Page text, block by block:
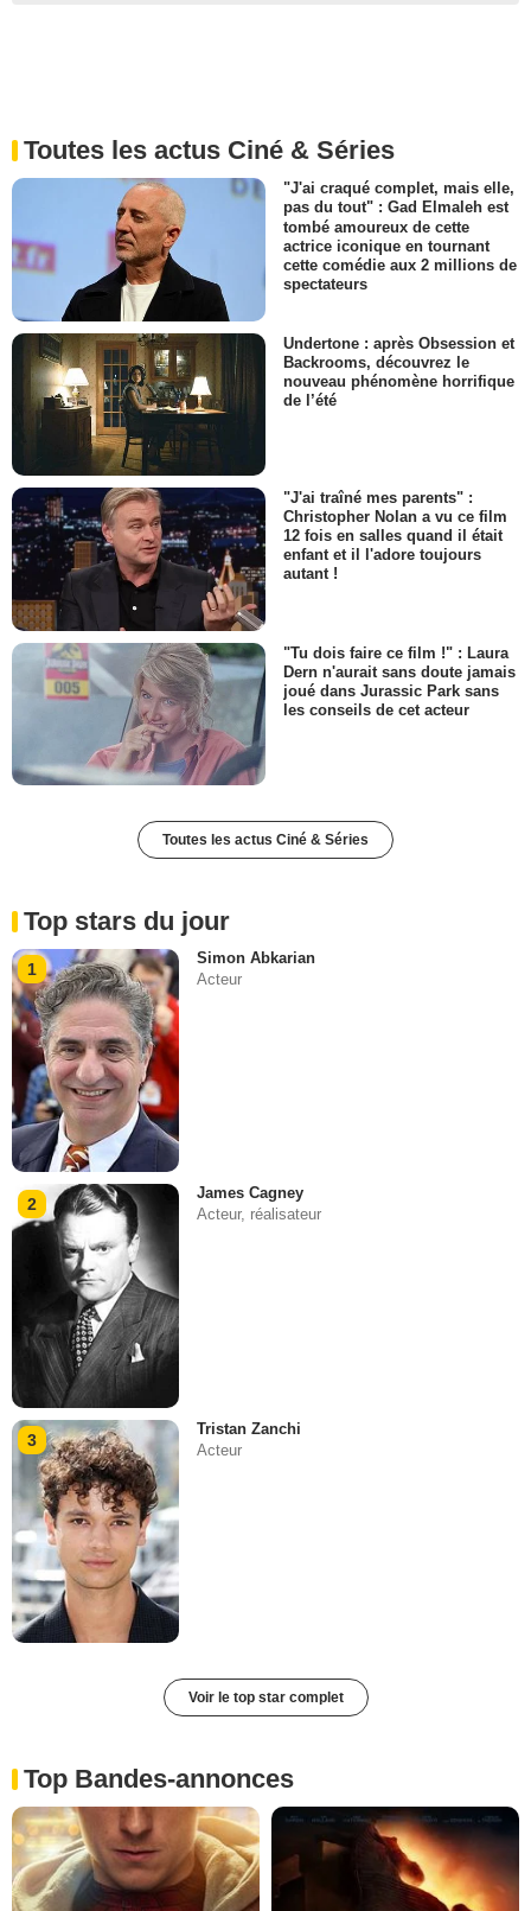
Toutes les actus Ciné & Séries
"J'ai craqué complet, mais elle,
pas du tout" : Gad Elmaleh est
tombé amoureux de cette
actrice iconique en tournant
cette comédie aux 2 millions de
spectateurs
Undertone : après Obsession et
Backrooms, découvrez le
nouveau phénomène horrifique
de l’été
"J'ai traîné mes parents" :
Christopher Nolan a vu ce film
12 fois en salles quand il était
enfant et il l'adore toujours
autant !
"Tu dois faire ce film !" : Laura
Dern n'aurait sans doute jamais
joué dans Jurassic Park sans
les conseils de cet acteur
Toutes les actus Ciné & Séries
Top stars du jour
1
Simon Abkarian
Acteur
2
James Cagney
Acteur, réalisateur
3
Tristan Zanchi
Acteur
Voir le top star complet
Top Bandes-annonces